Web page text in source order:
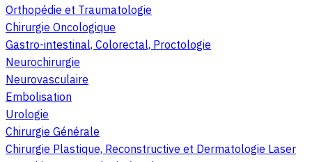
Orthopédie et Traumatologie
Chirurgie Oncologique
Gastro-intestinal, Colorectal, Proctologie
Neurochirurgie
Neurovasculaire
Embolisation
Urologie
Chirurgie Générale
Chirurgie Plastique, Reconstructive et Dermatologie Laser